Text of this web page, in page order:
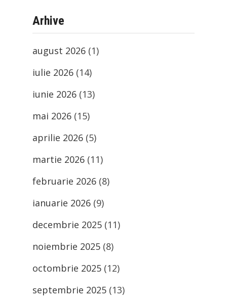
Arhive
august 2026 (1)
iulie 2026 (14)
iunie 2026 (13)
mai 2026 (15)
aprilie 2026 (5)
martie 2026 (11)
februarie 2026 (8)
ianuarie 2026 (9)
decembrie 2025 (11)
noiembrie 2025 (8)
octombrie 2025 (12)
septembrie 2025 (13)